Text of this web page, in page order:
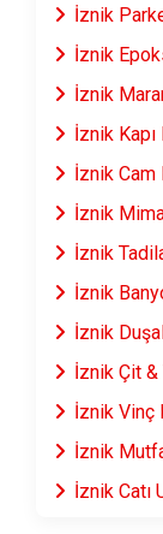
İznik
İznik
İznik
İznik
İznik Cam
İznik
İznik
İznik
İznik
İznik Çit &
İznik Vinç
İznik
İznik Çatı